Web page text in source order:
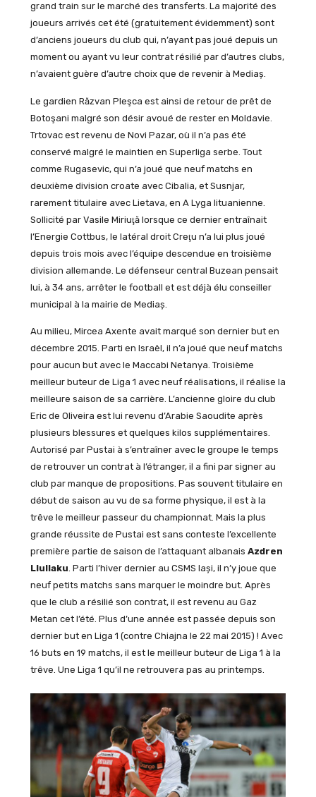
grand train sur le marché des transferts. La majorité des
joueurs arrivés cet été (gratuitement évidemment) sont
d’anciens joueurs du club qui, n’ayant pas joué depuis un
moment ou ayant vu leur contrat résilié par d’autres clubs,
n’avaient guère d’autre choix que de revenir à Mediaș.
Le gardien Răzvan Pleşca est ainsi de retour de prêt de
Botoşani malgré son désir avoué de rester en Moldavie.
Trtovac est revenu de Novi Pazar, où il n’a pas été
conservé malgré le maintien en Superliga serbe. Tout
comme Rugasevic, qui n’a joué que neuf matchs en
deuxième division croate avec Cibalia, et Susnjar,
rarement titulaire avec Lietava, en A Lyga lituanienne.
Sollicité par Vasile Miriuţă lorsque ce dernier entraînait
l’Energie Cottbus, le latéral droit Creţu n’a lui plus joué
depuis trois mois avec l’équipe descendue en troisième
division allemande. Le défenseur central Buzean pensait
lui, à 34 ans, arrêter le football et est déjà élu conseiller
municipal à la mairie de Mediaș.
Au milieu, Mircea Axente avait marqué son dernier but en
décembre 2015. Parti en Israël, il n’a joué que neuf matchs
pour aucun but avec le Maccabi Netanya. Troisième
meilleur buteur de Liga 1 avec neuf réalisations, il réalise la
meilleure saison de sa carrière. L’ancienne gloire du club
Eric de Oliveira est lui revenu d’Arabie Saoudite après
plusieurs blessures et quelques kilos supplémentaires.
Autorisé par Pustai à s’entraîner avec le groupe le temps
de retrouver un contrat à l’étranger, il a fini par signer au
club par manque de propositions. Pas souvent titulaire en
début de saison au vu de sa forme physique, il est à la
trêve le meilleur passeur du championnat. Mais la plus
grande réussite de Pustai est sans conteste l’excellente
première partie de saison de l’attaquant albanais Azdren
Llullaku. Parti l’hiver dernier au CSMS Iași, il n’y joue que
neuf petits matchs sans marquer le moindre but. Après
que le club a résilié son contrat, il est revenu au Gaz
Metan cet l’été. Plus d’une année est passée depuis son
dernier but en Liga 1 (contre Chiajna le 22 mai 2015) ! Avec
16 buts en 19 matchs, il est le meilleur buteur de Liga 1 à la
trêve. Une Liga 1 qu’il ne retrouvera pas au printemps.